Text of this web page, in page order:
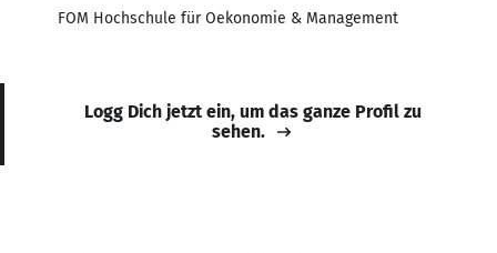
FOM Hochschule für Oekonomie & Management
Logg Dich jetzt ein, um das ganze Profil zu
sehen.